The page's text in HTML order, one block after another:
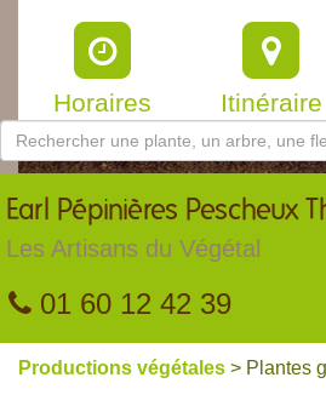
Horaires Itinéraire
Earl Pépinières Pescheux
Les Artisans du Végétal
01 60 12 42 39
Productions végétales > Plantes